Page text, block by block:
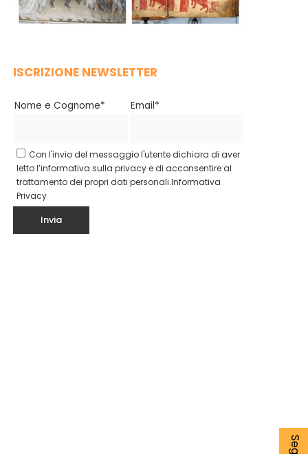
ISCRIZIONE NEWSLETTER
Nome e Cognome* Email*
Con l'invio del messaggio l'utente dichiara di aver
letto l’informativa sulla privacy e di acconsentire al
trattamento dei propri dati personali.Informativa
Privacy